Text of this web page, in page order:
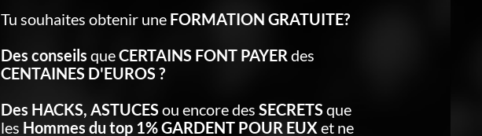
Tu souhaites obtenir une FORMATION GRATUITE?
Des conseils queCERTAINS FONT PAYER des
CENTAINES D'EUROS ?
Des HACKS, ASTUCES ou encore des SECRETS que
les Hommes du top 1% GARDENT POUR EUX et ne